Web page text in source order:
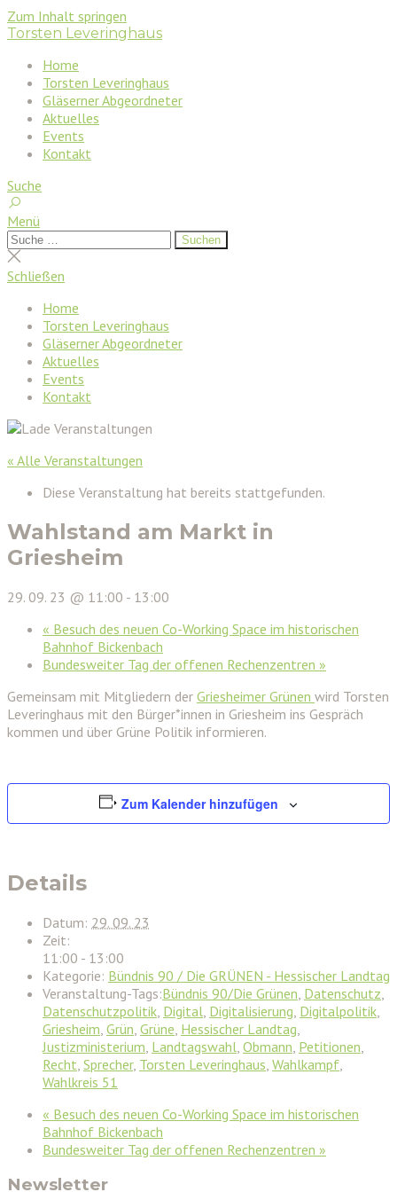
Zum Inhalt springen
Torsten Leveringhaus
Home
Torsten Leveringhaus
Gläserner Abgeordneter
Aktuelles
Events
Kontakt
Suche
Menü
Suchen
nach:
Suchen
Suche
schließen
Schließen
Home
Torsten Leveringhaus
Gläserner Abgeordneter
Aktuelles
Events
Kontakt
« Alle Veranstaltungen
Diese Veranstaltung hat bereits stattgefunden.
Wahlstand am Markt in
Griesheim
29. 09. 23 @ 11:00 - 13:00
« Besuch des neuen Co-Working Space im historischen
Bahnhof Bickenbach
Bundesweiter Tag der offenen Rechenzentren »
Gemeinsam mit Mitgliedern der Griesheimer Grünen wird Torsten
Leveringhaus mit den Bürger*innen in Griesheim ins Gespräch
kommen und über Grüne Politik informieren.
Zum Kalender hinzufügen
Details
Datum: 29. 09. 23
Zeit:
11:00 - 13:00
Kategorie: Bündnis 90 / Die GRÜNEN - Hessischer Landtag
Veranstaltung-Tags:Bündnis 90/Die Grünen Datenschutz
Datenschutzpolitik Digital Digitalisierung Digitalpolitik
Griesheim Grün Grüne Hessischer Landtag
Justizministerium Landtagswahl Obmann Petitionen
Recht Sprecher, Torsten Leveringhaus Wahlkampf
Wahlkreis 51
« Besuch des neuen Co-Working Space im historischen
Bahnhof Bickenbach
Bundesweiter Tag der offenen Rechenzentren »
Newsletter